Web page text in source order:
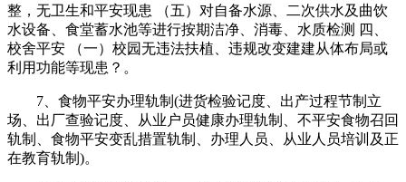
整，无卫生和平安现患 （五）对自备水源、二次供水及曲饮
水设备、食堂蓄水池等进行按期洁净、消毒、水质检测 四、
校舍平安 （一）校园无违法扶植、违规改变建建从体布局或
利用功能等现患？。
7、食物平安办理轨制(进货检验记度、出产过程节制立
场、出厂查验记度、从业户员健康办理轨制、不平安食物召回
轨制、食物平安变乱措置轨制、办理人员、从业人员培训及正
在教育轨制)。